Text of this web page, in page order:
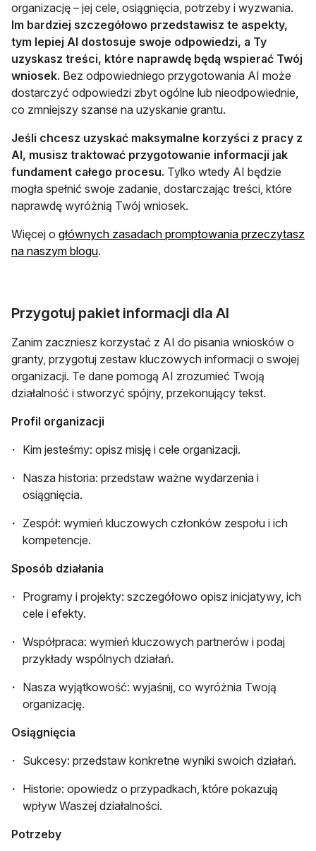
organizację – jej cele, osiągnięcia, potrzeby i wyzwania.
Im bardziej szczegółowo przedstawisz te aspekty,
tym lepiej AI dostosuje swoje odpowiedzi, a Ty
uzyskasz treści, które naprawdę będą wspierać Twój
wniosek. Bez odpowiedniego przygotowania AI może
dostarczyć odpowiedzi zbyt ogólne lub nieodpowiednie,
co zmniejszy szanse na uzyskanie grantu.
Jeśli chcesz uzyskać maksymalne korzyści z pracy z
AI, musisz traktować przygotowanie informacji jak
fundament całego procesu. Tylko wtedy AI będzie
mogła spełnić swoje zadanie, dostarczając treści, które
naprawdę wyróżnią Twój wniosek.
Więcej o głównych zasadach promptowania przeczytasz
na naszym bloguotwiera się w nowej karcie
.
Przygotuj pakiet informacji dla AI
Zanim zaczniesz korzystać z AI do pisania wniosków o
granty, przygotuj zestaw kluczowych informacji o swojej
organizacji. Te dane pomogą AI zrozumieć Twoją
działalność i stworzyć spójny, przekonujący tekst.
Profil organizacji
Kim jesteśmy: opisz misję i cele organizacji.
Nasza historia: przedstaw ważne wydarzenia i
osiągnięcia.
Zespół: wymień kluczowych członków zespołu i ich
kompetencje.
Sposób działania
Programy i projekty: szczegółowo opisz inicjatywy, ich
cele i efekty.
Współpraca: wymień kluczowych partnerów i podaj
przykłady wspólnych działań.
Nasza wyjątkowość: wyjaśnij, co wyróżnia Twoją
organizację.
Osiągnięcia
Sukcesy: przedstaw konkretne wyniki swoich działań.
Historie: opowiedz o przypadkach, które pokazują
wpływ Waszej działalności.
Potrzeby